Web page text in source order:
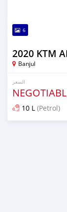
6
2020 KTM
Banjul
السعر
10 L (Petrol)